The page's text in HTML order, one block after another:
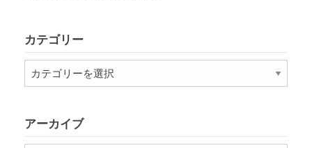
カテゴリー
テ
ー
アーカイブ